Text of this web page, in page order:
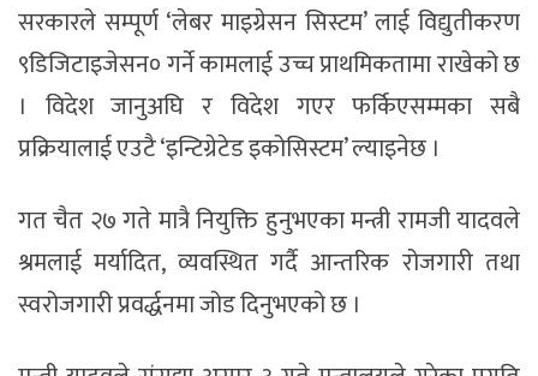
सरकारले सम्पूर्ण ‘लेबर माइग्रेसन सिस्टम’ लाई विद्युतीकरण
९डिजिटाइजेसन० गर्ने कामलाई उच्च प्राथमिकतामा राखेको छ
। विदेश जानुअघि र विदेश गएर फर्किएसम्मका सबै
प्रक्रियालाई एउटै ‘इन्टिग्रेटेड इकोसिस्टम’ ल्याइनेछ ।
गत चैत २७ गते मात्रै नियुक्ति हुनुभएका मन्त्री रामजी यादवले
श्रमलाई मर्यादित, व्यवस्थित गर्दै आन्तरिक रोजगारी तथा
स्वरोजगारी प्रवर्द्धनमा जोड दिनुभएको छ ।